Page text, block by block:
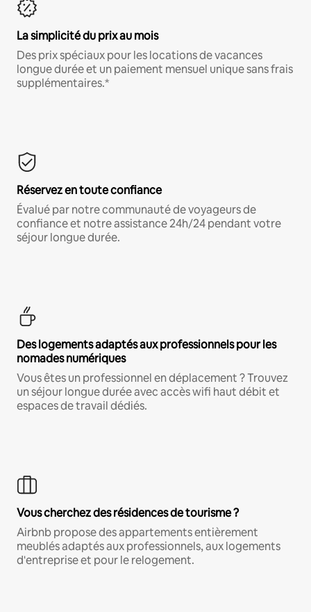
La simplicité du prix au mois
Des prix spéciaux pour les locations de vacances
longue durée et un paiement mensuel unique sans frais
supplémentaires.*
Réservez en toute confiance
Évalué par notre communauté de voyageurs de
confiance et notre assistance 24h/24 pendant votre
séjour longue durée.
Des logements adaptés aux professionnels pour les
nomades numériques
Vous êtes un professionnel en déplacement ? Trouvez
un séjour longue durée avec accès wifi haut débit et
espaces de travail dédiés.
Vous cherchez des résidences de tourisme ?
Airbnb propose des appartements entièrement
meublés adaptés aux professionnels, aux logements
d'entreprise et pour le relogement.